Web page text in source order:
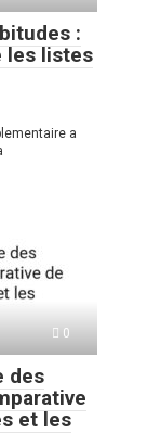
:
les listes
a
0
des
et les